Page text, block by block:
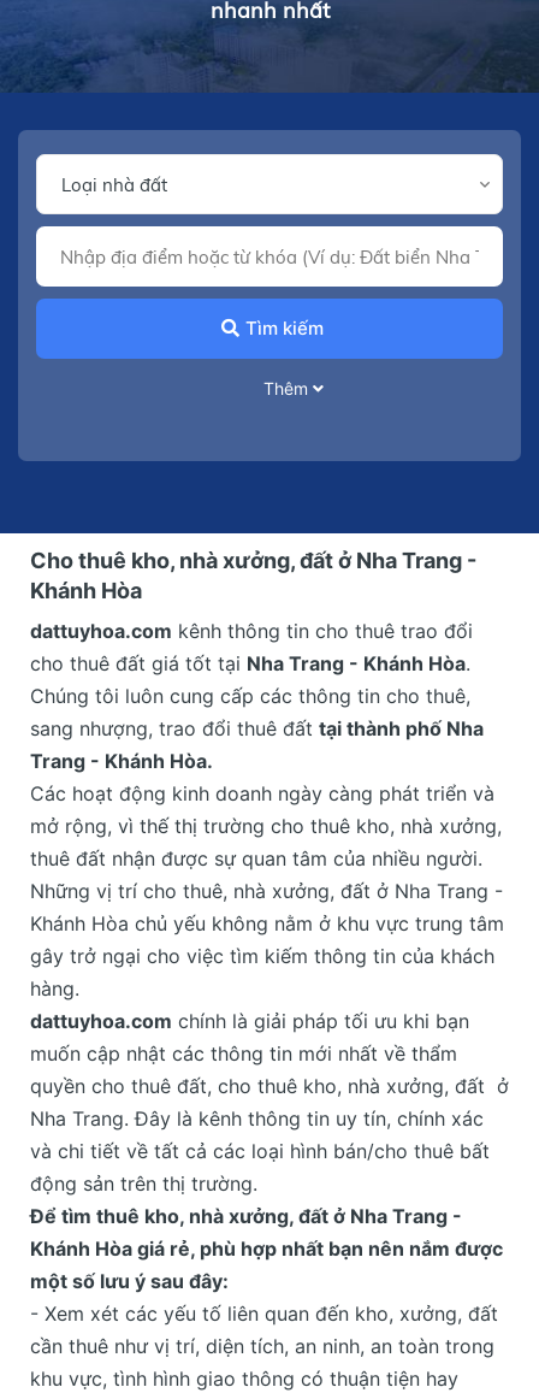
nhanh nhất
Tìm kiếm
Thêm
Cho thuê kho, nhà xưởng, đất ở Nha Trang -
Khánh Hòa
dattuyhoa.com kênh thông tin cho thuê trao đổi
cho thuê đất giá tốt tại Nha Trang - Khánh Hòa.
Chúng tôi luôn cung cấp các thông tin cho thuê,
sang nhượng, trao đổi thuê đất tại thành phố Nha
Trang - Khánh Hòa.
Các hoạt động kinh doanh ngày càng phát triển và
mở rộng, vì thế thị trường cho thuê kho, nhà xưởng,
thuê đất nhận được sự quan tâm của nhiều người.
Những vị trí cho thuê, nhà xưởng, đất ở Nha Trang -
Khánh Hòa chủ yếu không nằm ở khu vực trung tâm
gây trở ngại cho việc tìm kiếm thông tin của khách
hàng.
dattuyhoa.com chính là giải pháp tối ưu khi bạn
muốn cập nhật các thông tin mới nhất về thẩm
quyền cho thuê đất, cho thuê kho, nhà xưởng, đất ở
Nha Trang. Đây là kênh thông tin uy tín, chính xác
và chi tiết về tất cả các loại hình bán/cho thuê bất
động sản trên thị trường.
Để tìm thuê kho, nhà xưởng, đất ở Nha Trang -
Khánh Hòa giá rẻ, phù hợp nhất bạn nên nắm được
một số lưu ý sau đây:
- Xem xét các yếu tố liên quan đến kho, xưởng, đất
cần thuê như vị trí, diện tích, an ninh, an toàn trong
khu vực, tình hình giao thông có thuận tiện hay